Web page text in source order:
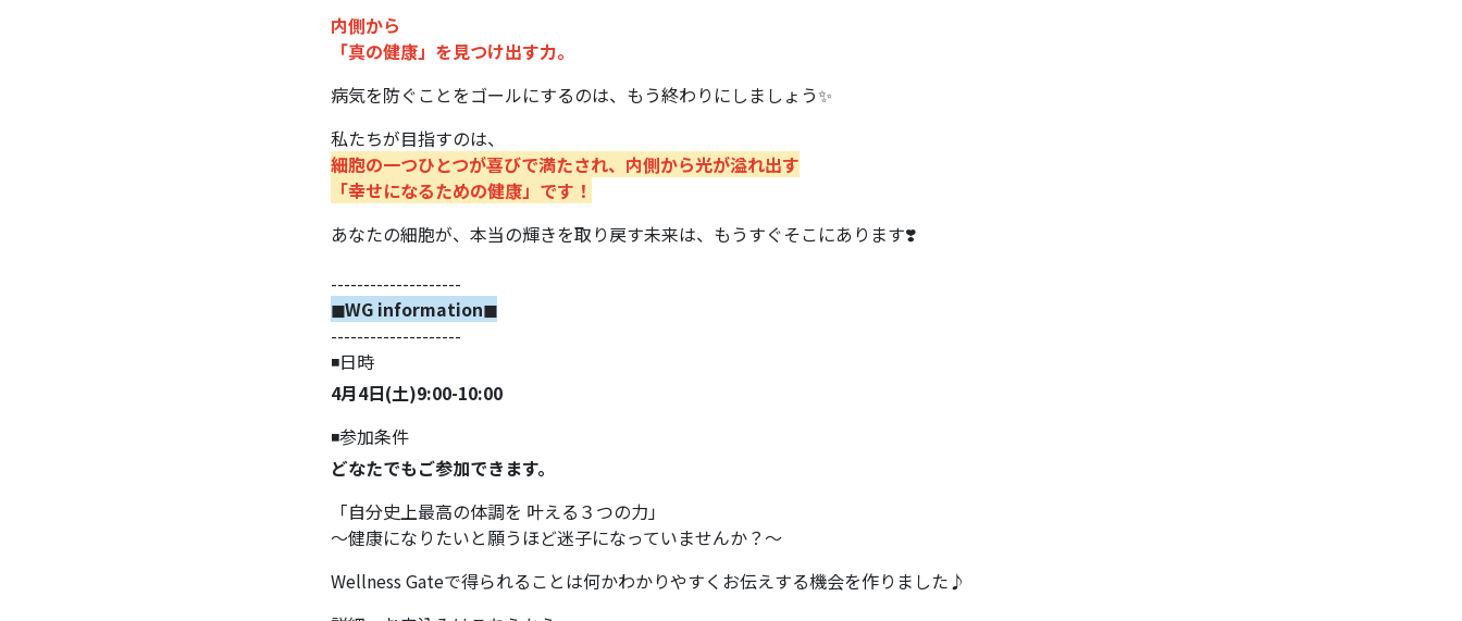
内側から
「真の健康」を見つけ出す力。
病気を防ぐことをゴールにするのは、もう終わりにしましょう✨
私たちが目指すのは、
細胞の一つひとつが喜びで満たされ、内側から光が溢れ出す
「幸せになるための健康」です！
あなたの細胞が、本当の輝きを取り戻す未来は、もうすぐそこにあります❣️
--------------------
◼︎WG information◼︎
--------------------
◾️日時
4月4日(土)9:00-10:00
◾️参加条件
どなたでもご参加できます。
「自分史上最高の体調を 叶える３つの力」
〜健康になりたいと願うほど迷子になっていませんか？〜
Wellness Gateで得られることは何かわかりやすくお伝えする機会を作りました♪